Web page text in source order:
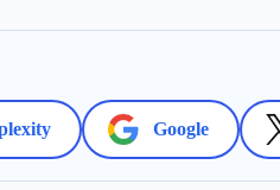
Google